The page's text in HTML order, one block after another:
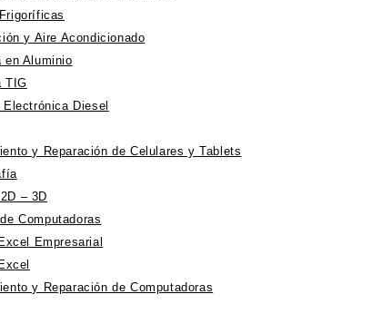
y Aire Acondicionado
en Aluminio
TIG
Electrónica Diesel
y Reparación de Celulares y Tablets
– 3D
Computadoras
Empresarial
y Reparación de Computadoras